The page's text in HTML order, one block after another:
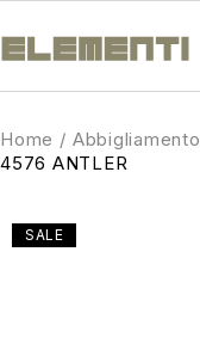
Home / Abbigliamento
4576 ANTLER
SALE